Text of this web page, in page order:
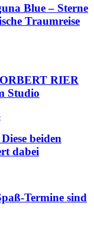
Blue – Sterne
Traumreise
RIER
Studio
beiden
dabei
Termine sind